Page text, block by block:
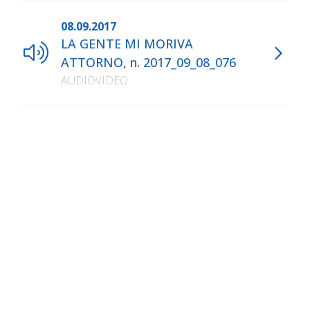
08.09.2017
LA GENTE MI MORIVA
ATTORNO, n. 2017_09_08_076
AUDIOVIDEO